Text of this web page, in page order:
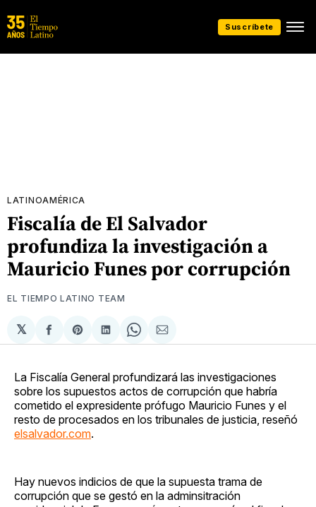
Suscríbete
LATINOAMÉRICA
Fiscalía de El Salvador
profundiza la investigación a
Mauricio Funes por corrupción
EL TIEMPO LATINO TEAM
𝕏
Compartir
en
Share
on
Compartir
en
Share
on
Compartir
via
La Fiscalía General profundizará las investigaciones
sobre los supuestos actos de corrupción que habría
cometido el expresidente prófugo Mauricio Funes y el
resto de procesados en los tribunales de justicia, reseñó
elsalvador.com.
Hay nuevos indicios de que la supuesta trama de
corrupción que se gestó en la adminsitración